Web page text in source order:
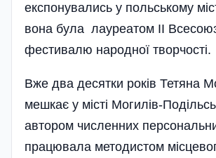
експонувались у поль­ському
вона була лау­реатом II
фестивалю народної творчості.
Вже два десятки років Тетяна
мешкає у місті Могилів-
автором численних
працювала методистом